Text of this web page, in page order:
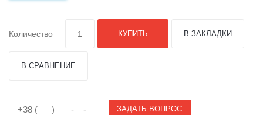
Количество КУПИТЬ В ЗАКЛАДКИ
В СРАВНЕНИЕ
ЗАДАТЬ ВОПРОС